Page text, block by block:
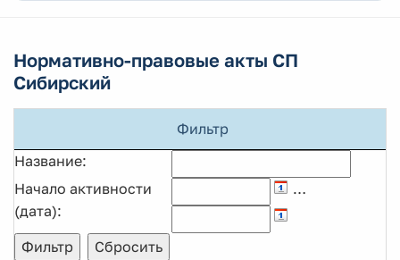
Нормативно-правовые акты СП
Сибирский
Фильтр
Название:
Начало активности
(дата):
…